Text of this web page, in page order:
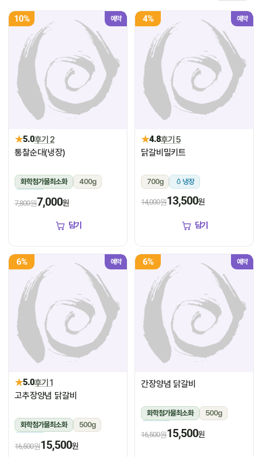
10% 예약
★5.0후기 2
통찰순대(냉장)
화학첨가물최소화
400g
냉장
7,800원7,000원
담기
4% 예약
★4.8후기 5
닭갈비밀키트
700g 냉장
14,000원13,500원
담기
6% 예약
★5.0후기 1
고추장양념 닭갈비
화학첨가물최소화
500g
16,500원15,500원
6% 예약
간장양념 닭갈비
화학첨가물최소화
500g
16,500원15,500원